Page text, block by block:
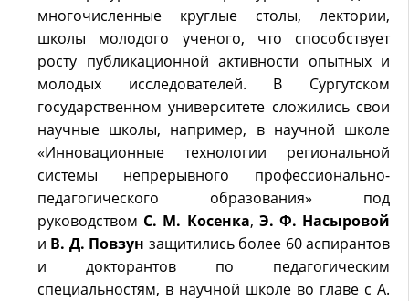
многочисленные круглые столы, лектории,
школы молодого ученого, что способствует
росту публикационной активности опытных и
молодых исследователей. В Сургутском
государственном университете сложились свои
научные школы, например, в научной школе
«Инновационные технологии региональной
системы непрерывного профессионально-
педагогического образования» под
руководством С. М. Косенка, Э. Ф. Насыровой
и В. Д. Повзун защитились более 60 аспирантов
и докторантов по педагогическим
специальностям, в научной школе во главе с А.